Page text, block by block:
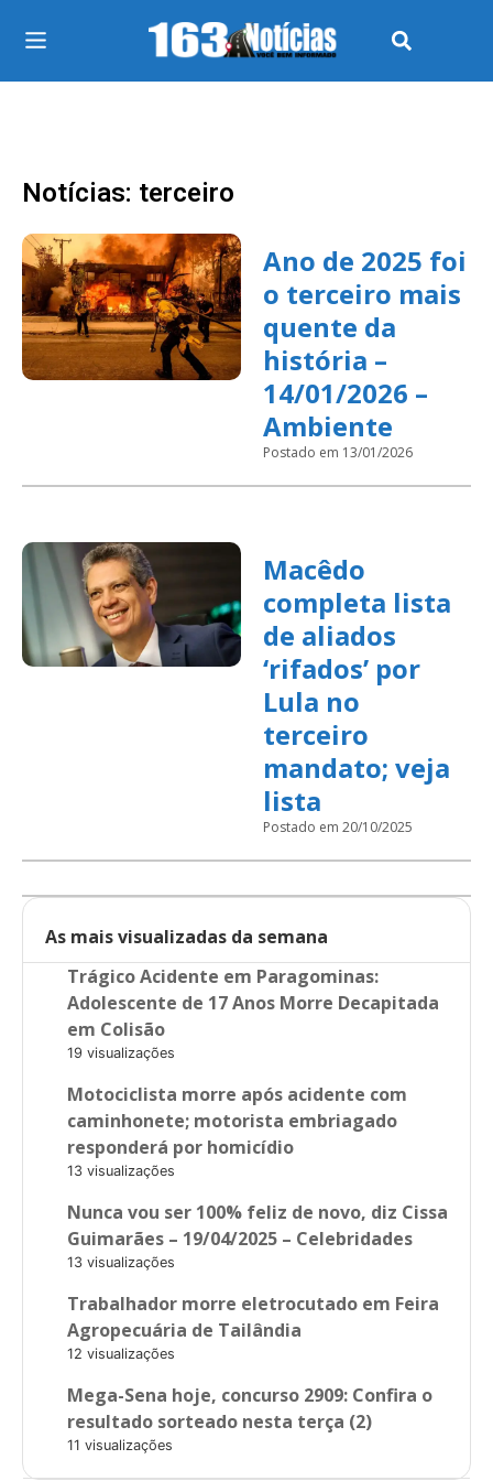
Notícias: terceiro
Ano de 2025 foi
o terceiro mais
quente da
história –
14/01/2026 –
Ambiente
Postado em 13/01/2026
Macêdo
completa lista
de aliados
‘rifados’ por
Lula no
terceiro
mandato; veja
lista
Postado em 20/10/2025
As mais visualizadas da semana
Trágico Acidente em Paragominas:
Adolescente de 17 Anos Morre Decapitada
em Colisão
19 visualizações
Motociclista morre após acidente com
caminhonete; motorista embriagado
responderá por homicídio
13 visualizações
Nunca vou ser 100% feliz de novo, diz Cissa
Guimarães – 19/04/2025 – Celebridades
13 visualizações
Trabalhador morre eletrocutado em Feira
Agropecuária de Tailândia
12 visualizações
Mega-Sena hoje, concurso 2909: Confira o
resultado sorteado nesta terça (2)
11 visualizações